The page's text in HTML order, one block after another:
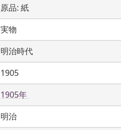
原品: 紙
実物
明治時代
1905
1905年
明治